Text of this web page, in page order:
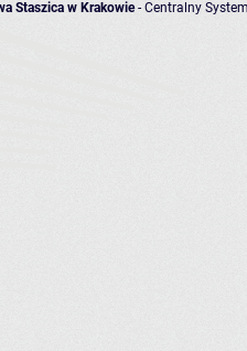
Staszica w Krakowie- Centralny